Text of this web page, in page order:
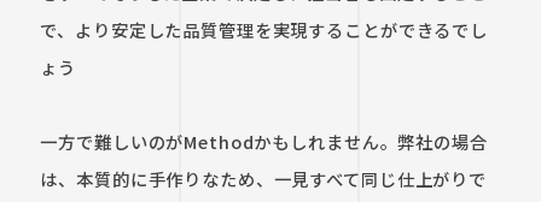
で、より安定した品質管理を実現することができるでし
ょう
一方で難しいのがMethodかもしれません。弊社の場合
は、本質的に手作りなため、一見すべて同じ仕上がりで